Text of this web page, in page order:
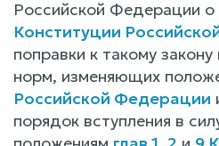
Российской Федерации о
Конституции
поправки к такому
норм, изменяющих
Российской Федерации
порядок вступления в